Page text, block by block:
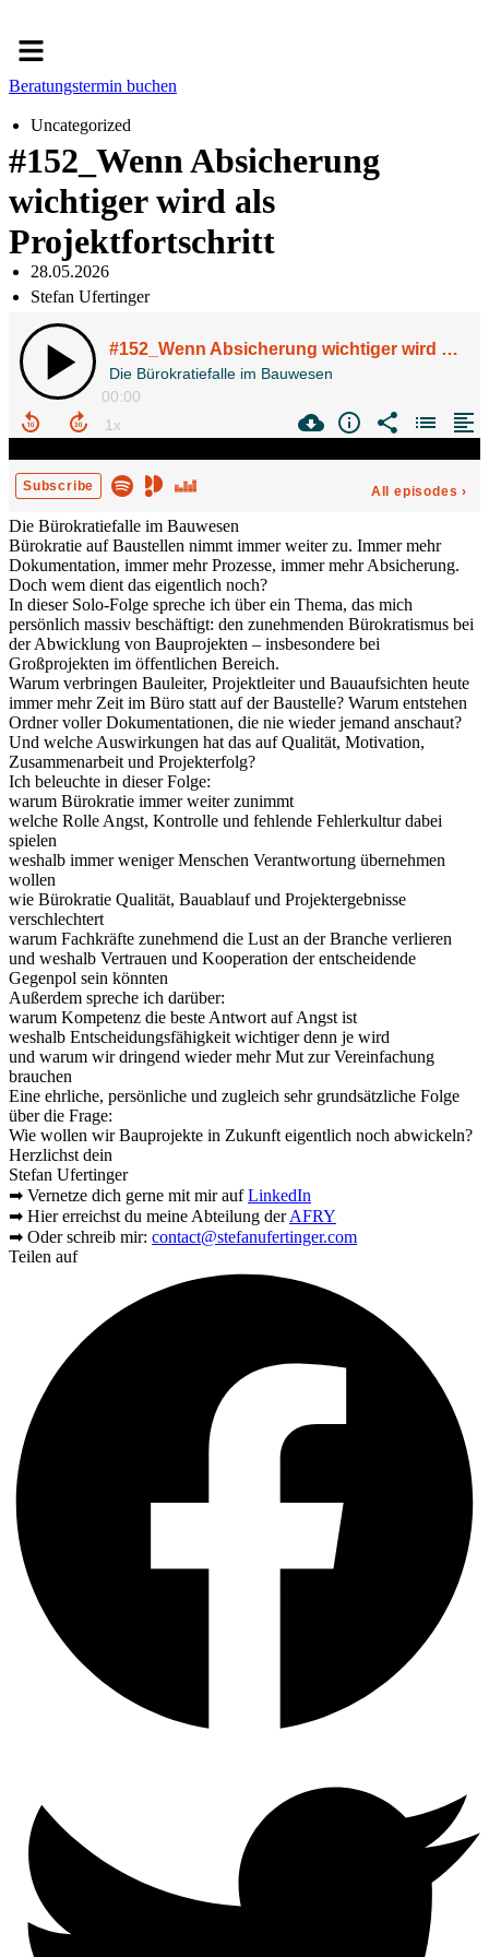
Menü
Beratungstermin buchen
Uncategorized
#152_Wenn Absicherung
wichtiger wird als
Projektfortschritt
28.05.2026
Stefan Ufertinger
Die Bürokratiefalle im Bauwesen
Bürokratie auf Baustellen nimmt immer weiter zu. Immer mehr
Dokumentation, immer mehr Prozesse, immer mehr Absicherung.
Doch wem dient das eigentlich noch?
In dieser Solo-Folge spreche ich über ein Thema, das mich
persönlich massiv beschäftigt: den zunehmenden Bürokratismus bei
der Abwicklung von Bauprojekten – insbesondere bei
Großprojekten im öffentlichen Bereich.
Warum verbringen Bauleiter, Projektleiter und Bauaufsichten heute
immer mehr Zeit im Büro statt auf der Baustelle? Warum entstehen
Ordner voller Dokumentationen, die nie wieder jemand anschaut?
Und welche Auswirkungen hat das auf Qualität, Motivation,
Zusammenarbeit und Projekterfolg?
Ich beleuchte in dieser Folge:
warum Bürokratie immer weiter zunimmt
welche Rolle Angst, Kontrolle und fehlende Fehlerkultur dabei
spielen
weshalb immer weniger Menschen Verantwortung übernehmen
wollen
wie Bürokratie Qualität, Bauablauf und Projektergebnisse
verschlechtert
warum Fachkräfte zunehmend die Lust an der Branche verlieren
und weshalb Vertrauen und Kooperation der entscheidende
Gegenpol sein könnten
Außerdem spreche ich darüber:
warum Kompetenz die beste Antwort auf Angst ist
weshalb Entscheidungsfähigkeit wichtiger denn je wird
und warum wir dringend wieder mehr Mut zur Vereinfachung
brauchen
Eine ehrliche, persönliche und zugleich sehr grundsätzliche Folge
über die Frage:
Wie wollen wir Bauprojekte in Zukunft eigentlich noch abwickeln?
Herzlichst dein
Stefan Ufertinger
➡ Vernetze dich gerne mit mir aufLinkedIn
➡ Hier erreichst du meine Abteilung derAFRY
➡ Oder schreib mir: contact@stefanufertinger.com
Teilen auf